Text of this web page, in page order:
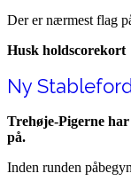
Der er nærmest flag
Husk holdscorekort
Ny
Trehøje-Pigerne
på.
Inden runden